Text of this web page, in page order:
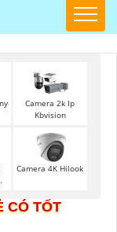
Camera 2k Ip
Kbvision
Camera 4K Hilook
CÓ TỐT